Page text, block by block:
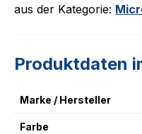
aus der Kategorie:
Produktdaten
Marke / Hersteller
Farbe